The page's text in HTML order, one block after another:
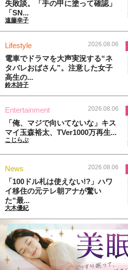
失敗談。「手の甲に塗って確認」
「SN...
遠藤幸子
Lifestyle 2026.08.06
電車でドラマを大声実況する“ネ
タバレおばさん”。注意した女子
高生の...
鈴木詩子
Entertainment 2026.08.06
「俺、マジで向いてないな」キス
マイ玉森裕太、TVer1000万再生...
こじらぶ
News 2026.08.06
「100ドル札は使えない!?」ハワ
イ移住の元テレ朝アナが驚い
た“最...
大木優紀